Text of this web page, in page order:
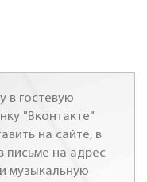
в гостевую
"Вконтакте"
на сайте, в
письме на адрес
музыкальную